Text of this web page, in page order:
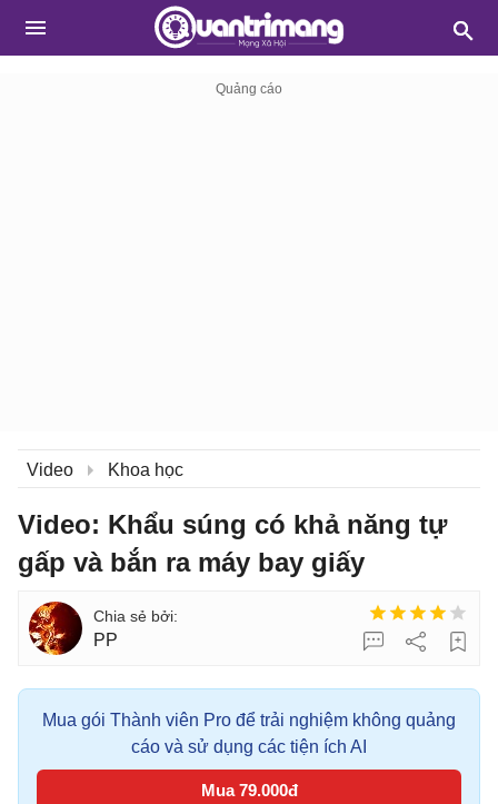
Video Khoa học
Video: Khẩu súng có khả năng tự
gấp và bắn ra máy bay giấy
PP
Mua gói Thành viên Pro để trải nghiệm không quảng
cáo và sử dụng các tiện ích AI
Mua 79.000đ